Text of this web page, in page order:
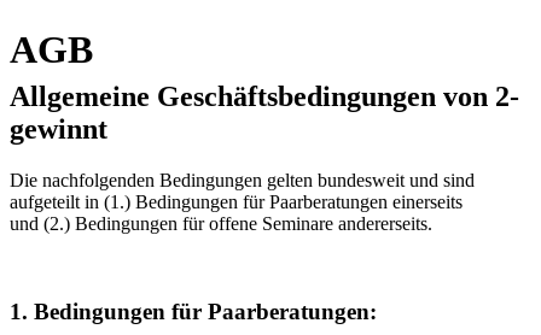
AGB
Allgemeine Geschäftsbedingungen von 2-
gewinnt
Die nachfolgenden Bedingungen gelten bundesweit und sind
aufgeteilt in (1.) Bedingungen für Paarberatungen einerseits
und (2.) Bedingungen für offene Seminare andererseits.
1. Bedingungen für Paarberatungen: